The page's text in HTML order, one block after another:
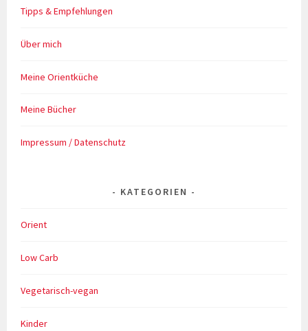
Tipps & Empfehlungen
Über mich
Meine Orientküche
Meine Bücher
Impressum / Datenschutz
KATEGORIEN
Orient
Low Carb
Vegetarisch-vegan
Kinder